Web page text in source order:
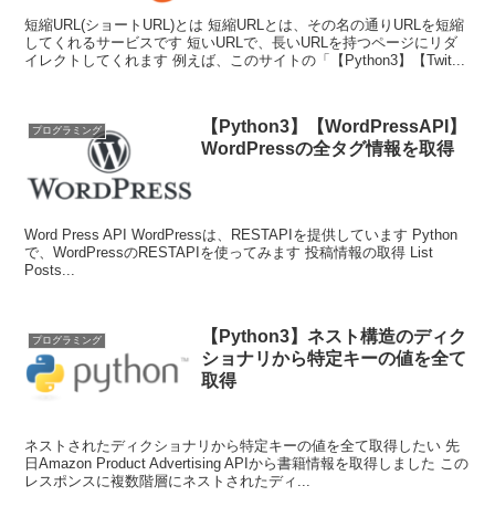
短縮URL(ショートURL)とは 短縮URLとは、その名の通りURLを短縮
してくれるサービスです 短いURLで、長いURLを持つページにリダ
イレクトしてくれます 例えば、このサイトの「【Python3】【Twit...
プログラミング
【Python3】【WordPressAPI】
WordPressの全タグ情報を取得
Word Press API WordPressは、RESTAPIを提供しています Python
で、WordPressのRESTAPIを使ってみます 投稿情報の取得 List
Posts...
プログラミング
【Python3】ネスト構造のディク
ショナリから特定キーの値を全て
取得
ネストされたディクショナリから特定キーの値を全て取得したい 先
日Amazon Product Advertising APIから書籍情報を取得しました この
レスポンスに複数階層にネストされたディ...